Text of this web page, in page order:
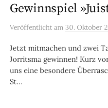
Gewinnspiel
Veröffentlicht am 30. Oktober
Jetzt mitmachen und zwei
Jorritsma gewinnen! Kurz
uns eine besondere
St...